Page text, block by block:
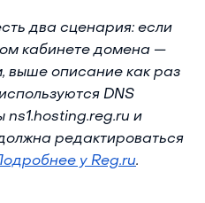
два сценария: если
кабинете домена —
выше описание как раз
DNS
ns1.hosting.reg.ru и
редактироваться
у Reg.ru.